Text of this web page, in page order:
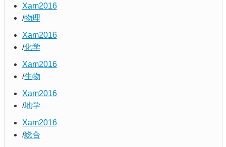
Xam2016
物理
Xam2016
化学
Xam2016
生物
Xam2016
地学
Xam2016
総合